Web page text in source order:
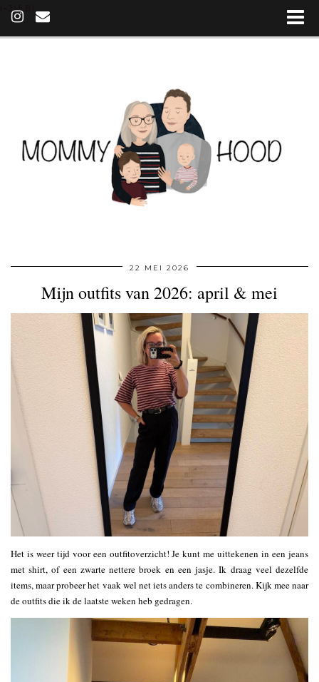
(~215 B)
22 MEI 2026
Mijn outfits van 2026: april & mei
Het is weer tijd voor een outfitoverzicht! Je kunt me uittekenen in een jeans
met shirt, of een zwarte nettere broek en een jasje. Ik draag veel dezelfde
items, maar probeer het vaak wel net iets anders te combineren. Kijk mee naar
de outfits die ik de laatste weken heb gedragen.